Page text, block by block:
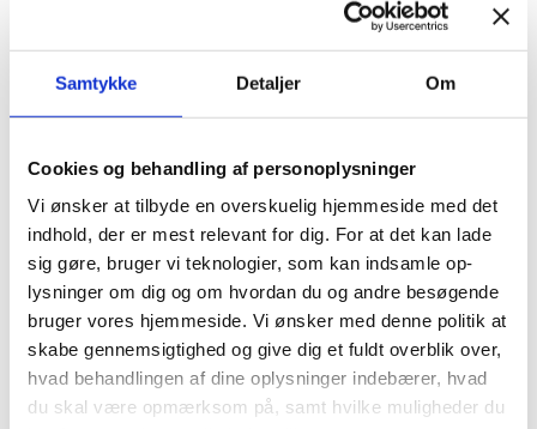
Samtykke Detaljer Om
Cookies og behandling af personoplysninger
Vi ønsker at tilbyde en overskuelig hjemmeside med det
indhold, der er mest relevant for dig. For at det kan lade
sig gøre, bruger vi teknologier, som kan indsamle op-
lysninger om dig og om hvordan du og andre besøgende
bruger vores hjemmeside. Vi ønsker med denne politik at
skabe gennemsigtighed og give dig et fuldt overblik over,
hvad behandlingen af dine oplysninger indebærer, hvad
du skal være opmærksom på, samt hvilke muligheder du
Vi arbejder for en meningsfuld hverdag og har en
bred vifte af sociale tilbud inden for beskyttet
beskæftigelse (SEL § 103) og aktivitets- og
samværstilbud (SEL § 104).
Psykiatrisk behandling
På Danmarks første privatpsykiatriske hospital
behandler vi børn, unge og voksne med alle
slags psykiatriske udfordringer med ingen eller
kort ventetid og meget stor patienttilfredshed.
Tilsyn og tilfredshed
Persondatapolitik
Cookiepolitik
Dataetisk politik
Code of Conduct
Whistleblowerordning